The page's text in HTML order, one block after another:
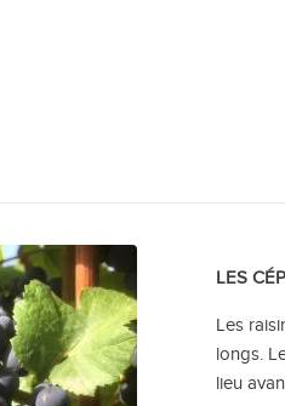
LES
Les
longs.
lieu